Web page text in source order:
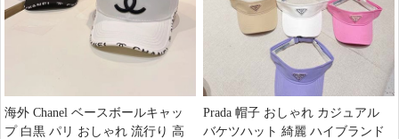
海外 Chanel ベースボールキャッ
プ 白黒 パリ おしゃれ 流行り 高
Prada 帽子 おしゃれ カジュアル
バケツハット 綺麗 ハイブランド